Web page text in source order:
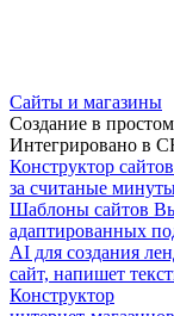
Сайты и магазины
Создание в
Интегрировано в
Конструктор сайтов
за считаные
Шаблоны сайтов
адаптированных
AI для создания
сайт, напишет
Конструктор